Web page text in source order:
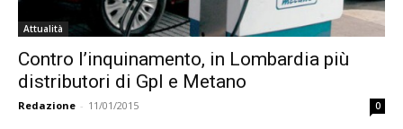
Attualità
Contro l’inquinamento, in Lombardia più
distributori di Gpl e Metano
Redazione - 11/01/2015 0